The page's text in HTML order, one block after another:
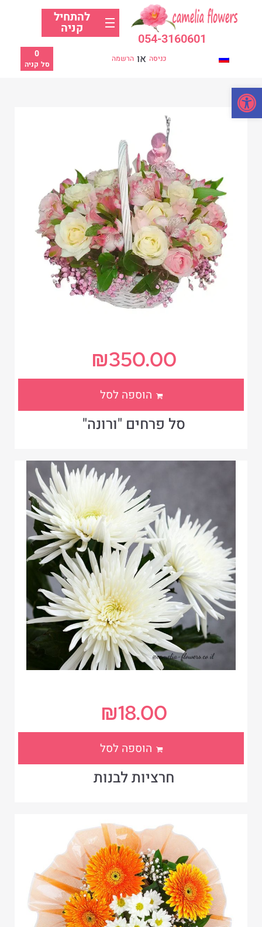
054-3160601
להתחיל
קניה
כניסה או הרשמה
סל קניה
0
סל פרחים "ורונה"
₪350.00
הוספה לסל
חרציות לבנות
₪18.00
הוספה לסל
פתח סרגל נגישות